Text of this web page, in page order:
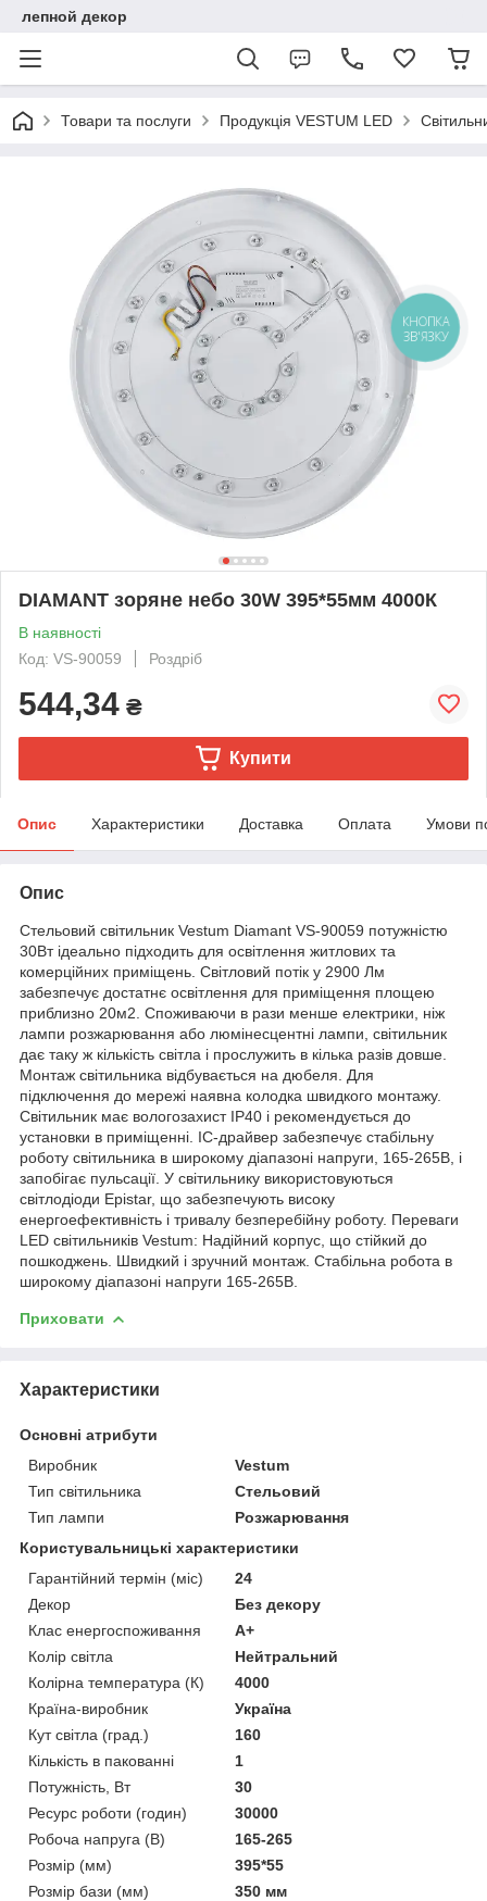
лепной декор
Товари та послуги Продукція VESTUM LED
DIAMANT зоряне небо 30W 395*55мм 4000К
В наявності
Код: VS-90059
Роздріб
544,34 ₴
Купити
Опис Характеристики Доставка Оплата Умови
Опис
Стельовий світильник Vestum Diamant VS-90059 потужністю
30Вт ідеально підходить для освітлення житлових та
комерційних приміщень. Світловий потік у 2900 Лм
забезпечує достатнє освітлення для приміщення площею
приблизно 20м2. Споживаючи в рази менше електрики, ніж
лампи розжарювання або люмінесцентні лампи, світильник
дає таку ж кількість світла і прослужить в кілька разів довше.
Монтаж світильника відбувається на дюбеля. Для
підключення до мережі наявна колодка швидкого монтажу.
Світильник має вологозахист IP40 і рекомендується до
установки в приміщенні. IC-драйвер забезпечує стабільну
роботу світильника в широкому діапазоні напруги, 165-265В, і
запобігає пульсації. У світильнику використовуються
світлодіоди Epistar, що забезпечують високу
енергоефективність і тривалу безперебійну роботу. Переваги
LED світильників Vestum: Надійний корпус, що стійкий до
пошкоджень. Швидкий і зручний монтаж. Стабільна робота в
широкому діапазоні напруги 165-265В.
Приховати
Характеристики
Основні атрибути
Виробник
Vestum
Тип світильника
Стельовий
Тип лампи
Розжарювання
Користувальницькі характеристики
Гарантійний термін (міс)
24
Декор
Без декору
Клас енергоспоживання
A+
Колір світла
Нейтральний
Колірна температура (К)
4000
Країна-виробник
Україна
Кут світла (град.)
160
Кількість в пакованні
1
Потужність, Вт
30
Ресурс роботи (годин)
30000
Робоча напруга (В)
165-265
Розмір (мм)
395*55
Розмір бази (мм)
350 мм
КНОПКА
ЗВ'ЯЗКУ